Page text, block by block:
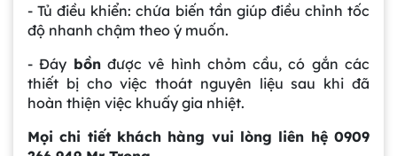
- Tủ điều khiển: chứa biến tần giúp điều chỉnh tốc
độ nhanh chậm theo ý muốn.
- Đáy bồnđược vê hình chỏm cầu, có gắn các
thiết bị cho việc thoát nguyên liệu sau khi đã
hoàn thiện việc khuấy gia nhiệt.
Mọi chi tiết khách hàng vui lòng liên hệ 0909
Bồn khuấy công nghiệp là gì? Ứng dụng, cấu
tạo và cách chọn mua hiệu quả
Bồn Khuấy Phụ Gia Sơn - Giải Pháp Tối Ưu
Cho Ngành Sơn Phủ